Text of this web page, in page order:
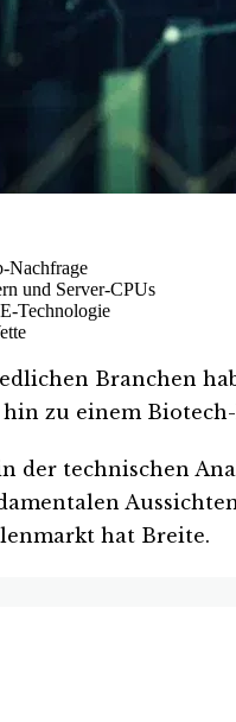
Nachfrage
und Server-CPUs
Technologie
Branchen
zu einem
der technischen
hat Breite.